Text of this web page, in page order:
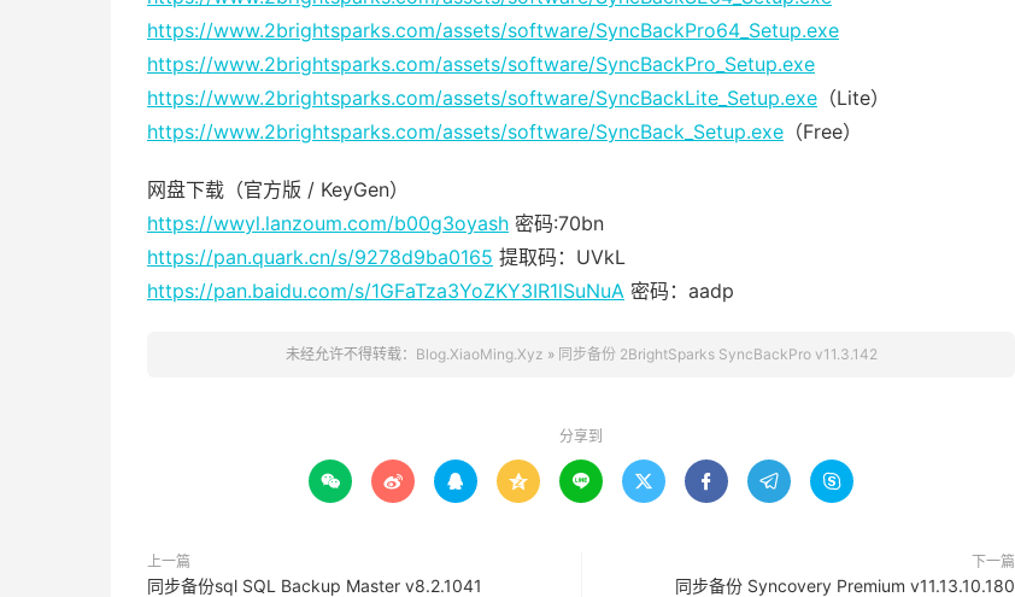
https://www.2brightsparks.com/assets/software/SyncBackPro64_Setup.exe
https://www.2brightsparks.com/assets/software/SyncBackPro_Setup.exe
https://www.2brightsparks.com/assets/software/SyncBackLite_Setup.exe （Lite）
https://www.2brightsparks.com/assets/software/SyncBack_Setup.exe （Free）
网盘下载（官方版 / KeyGen）
https://wwyl.lanzoum.com/b00g3oyash 密码:70bn
https://pan.quark.cn/s/9278d9ba0165 提取码：UVkL
https://pan.baidu.com/s/1GFaTza3YoZKY3IR1lSuNuA 密码：aadp
未经允许不得转载： Blog.XiaoMing.Xyz » 同步备份 2BrightSparks SyncBackPro v11.3.142
分享到
        
上一篇
同步备份sql SQL Backup Master v8.2.1041
下一篇
同步备份 Syncovery Premium v11.13.10.180